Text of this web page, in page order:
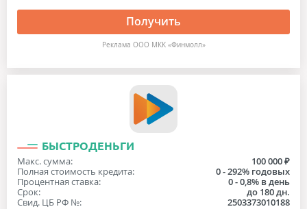
Получить
Реклама OOO МКК «Финмолл»
БЫСТРОДЕНЬГИ
Макс. сумма:
100 000 ₽
Полная стоимость кредита:
0 - 292% годовых
Процентная ставка:
0 - 0,8% в день
Срок:
до 180 дн.
Свид. ЦБ РФ №:
2503373010188